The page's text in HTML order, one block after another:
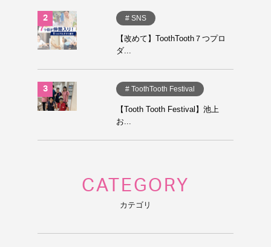
# SNS
【改めて】ToothTooth７つプロ
ダ...
# ToothTooth Festival
【Tooth Tooth Festival】池上
お...
CATEGORY
カテゴリ